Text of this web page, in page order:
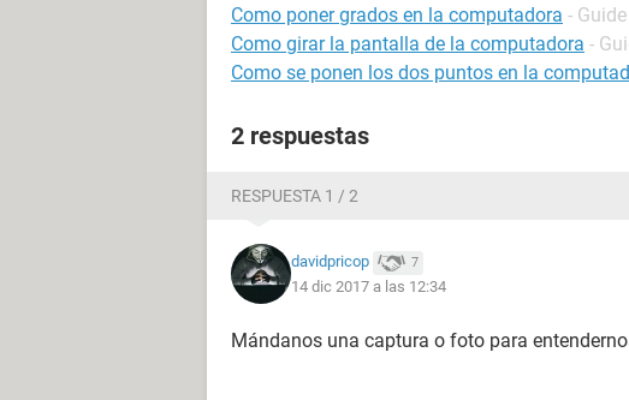
Como poner grados en la computadora - Guide
Como girar la pantalla de la computadora -
Como se ponen los dos puntos en la
2 respuestas
RESPUESTA 1 / 2
davidpricop 7
14 dic 2017 a las 12:34
Mándanos una captura o foto para